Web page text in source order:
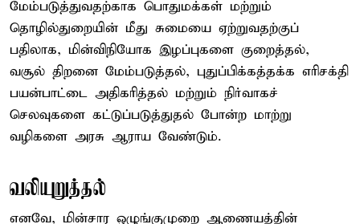
மேம்படுத்துவதற்காக பொதுமக்கள் மற்றும்
தொழில்துறையின் மீது சுமையை ஏற்றுவதற்குப்
பதிலாக, மின்விநியோக இழப்புகளை குறைத்தல்,
வசூல் திறனை மேம்படுத்தல், புதுப்பிக்கத்தக்க எரிசக்தி
பயன்பாட்டை அதிகரித்தல் மற்றும் நிர்வாகச்
செலவுகளை கட்டுப்படுத்துதல் போன்ற மாற்று
வழிகளை அரசு ஆராய வேண்டும்.
வலியுறுத்தல்
எனவே, மின்சார ஒழுங்குமுறை ஆணையத்தின்